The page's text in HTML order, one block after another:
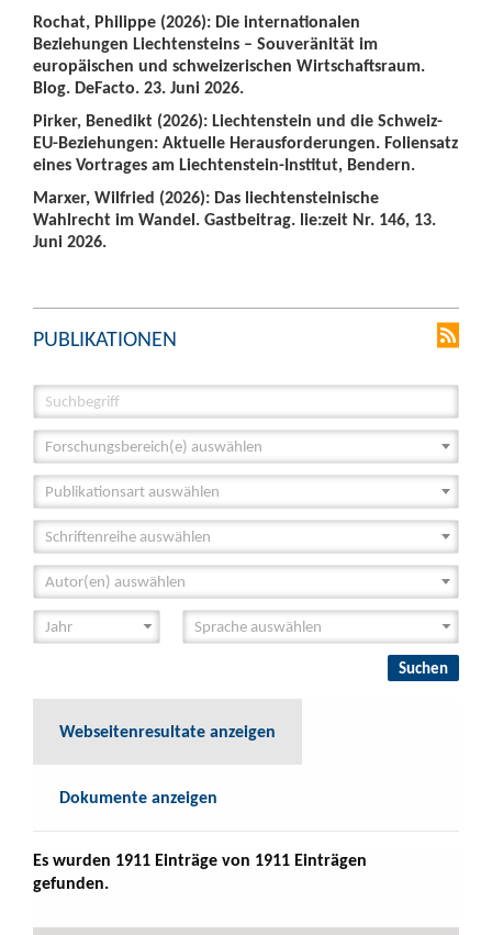
Rochat, Philippe (2026): Die internationalen
Beziehungen Liechtensteins – Souveränität im
europäischen und schweizerischen Wirtschaftsraum.
Blog. DeFacto. 23. Juni 2026.
Pirker, Benedikt (2026): Liechtenstein und die Schweiz-
EU-Beziehungen: Aktuelle Herausforderungen. Foliensatz
eines Vortrages am Liechtenstein-Institut, Bendern.
Marxer, Wilfried (2026): Das liechtensteinische
Wahlrecht im Wandel. Gastbeitrag. lie:zeit Nr. 146, 13.
Juni 2026.
PUBLIKATIONEN
Forschungsbereich(e) auswählen
Publikationsart auswählen
Schriftenreihe auswählen
Autor(en) auswählen
Webseitenresultate anzeigen
Dokumente anzeigen
Es wurden 1911 Einträge von 1911 Einträgen
gefunden.